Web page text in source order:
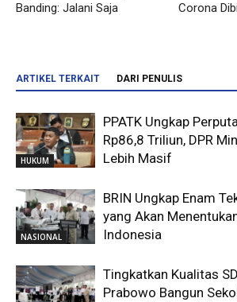
Banding: Jalani Saja
Corona
ARTIKEL TERKAIT DARI PENULIS
HUKUM
PPATK Ungkap
Rp86,8 Triliun, DPR
Lebih Masif
NASIONAL
BRIN Ungkap Enam
yang Akan
Indonesia
Tingkatkan Kualitas
Prabowo Bangun